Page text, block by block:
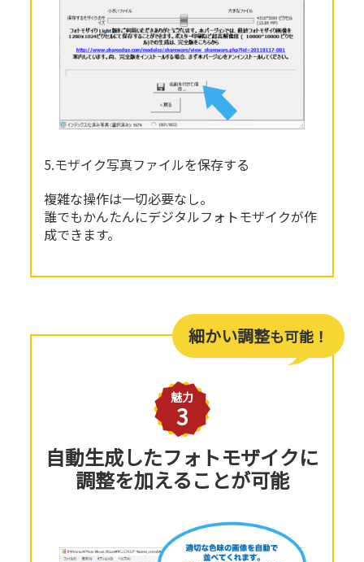
5.モザイク写真ファイルを保存する
複雑な操作は一切必要なし。
誰でもかんたんにデジタルフォトモザイクが作
成できます。
魅力
3
細かい調整も可能！
自動生成したフォトモザイクに
調整を加えることが可能